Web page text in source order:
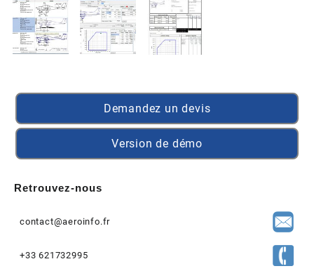
Demandez un devis
Version de démo
Retrouvez-nous
contact@aeroinfo.fr
+33 621732995